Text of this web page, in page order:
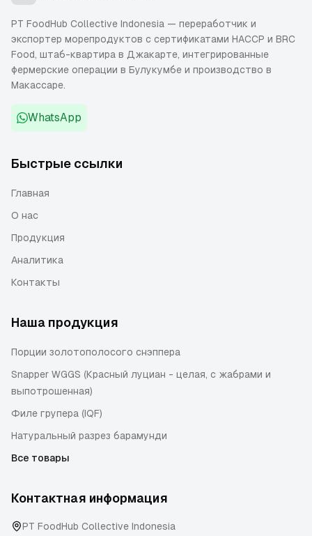
PT FoodHub Collective Indonesia — переработчик и
экспортер морепродуктов с сертификатами HACCP и BRC
Food, штаб-квартира в Джакарте, интегрированные
фермерские операции в Булукумбе и производство в
Макассаре.
WhatsApp
Быстрые ссылки
Главная
О нас
Продукция
Аналитика
Контакты
Наша продукция
Порции золотополосого снэппера
Snapper WGGS (Красный луциан - целая, с жабрами и
выпотрошенная)
Филе групера (IQF)
Натуральный разрез барамунди
Все товары
Контактная информация
PT FoodHub Collective Indonesia